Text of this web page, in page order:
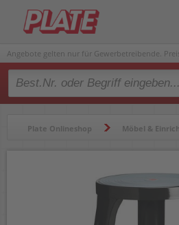
Angebote gelten nur für Gewerbetreibende.
Type 2 or more characters for results.
Plate Onlineshop Möbel &
Rollhocker a-series